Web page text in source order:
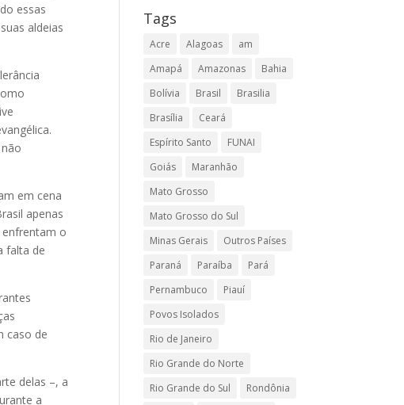
essas
aldeias
em cena
apenas
enfrentam o
falta de
caso de
delas –, a
a
Tags
Acre Alagoas
am
Amapá
Amazonas
Bahia
Bolívia
Brasil
Brasilia
Brasília
Ceará
Espírito Santo
FUNAI
Goiás
Maranhão
Mato Grosso
Mato Grosso do Sul
Minas Gerais
Outros Países
Paraná
Paraíba
Pará
Pernambuco
Piauí
Povos Isolados
Rio de Janeiro
Rio Grande do Norte
Rio Grande do Sul
Rondônia